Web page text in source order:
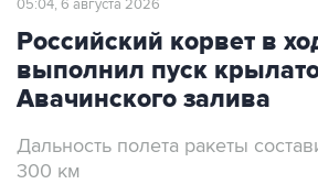
05:04, 6 августа 2026
Российский корвет в
выполнил пуск
Авачинского залива
Дальность полета ракеты
300 км